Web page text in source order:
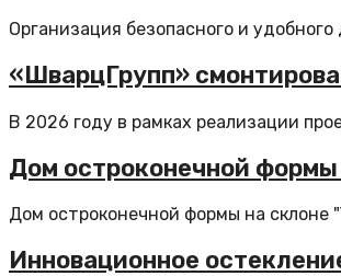
Организация безопасного и
«ШварцГрупп»
В 2026 году в рамках реализации
Дом остроконечной формы
Дом остроконечной формы на склоне
Инновационное